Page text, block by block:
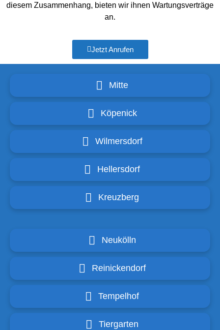
diesem Zusammenhang, bieten wir ihnen Wartungsverträge
an.
Jetzt Anrufen
Mitte
Köpenick
Wilmersdorf
Hellersdorf
Kreuzberg
Neukölln
Reinickendorf
Tempelhof
Tiergarten